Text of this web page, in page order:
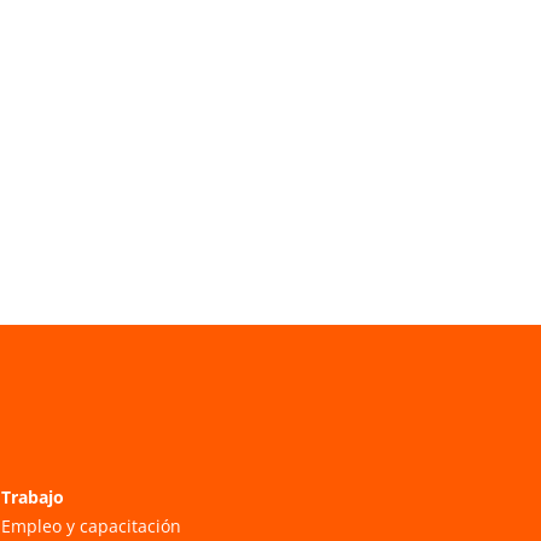
Trabajo
Empleo y capacitación